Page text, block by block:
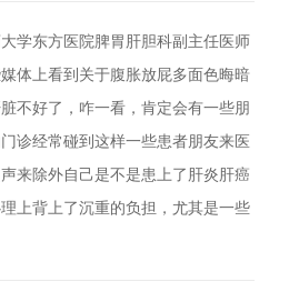
学东方医院脾胃肝胆科副主任医师
体上看到关于腹胀放屁多面色晦暗
不好了，咋一看，肯定会有一些朋
诊经常碰到这样一些患者朋友来医
来除外自己是不是患上了肝炎肝癌
上背上了沉重的负担，尤其是一些